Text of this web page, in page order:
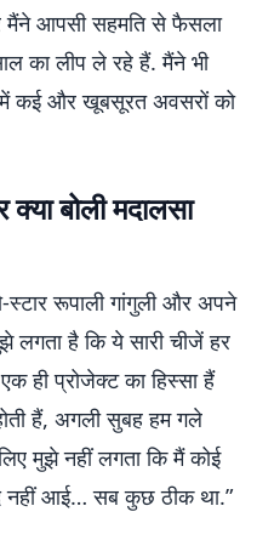
मैंने आपसी सहमति से फैसला
का लीप ले रहे हैं. मैंने भी
कई और खूबसूरत अवसरों को
बोली मदालसा
स्टार रूपाली गांगुली और अपने
लगता है कि ये सारी चीजें हर
ही प्रोजेक्ट का हिस्सा हैं
हैं, अगली सुबह हम गले
मुझे नहीं लगता कि मैं कोई
नहीं आई… सब कुछ ठीक था.”